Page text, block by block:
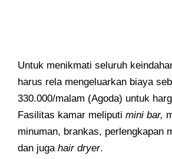
Untuk menikmati seluruh
harus rela mengeluarkan biaya
330.000/malam (Agoda) untuk
Fasilitas kamar meliputi mini bar,
minuman, brankas, perlengkapan
dan juga hair dryer.